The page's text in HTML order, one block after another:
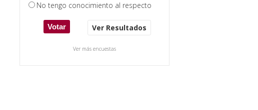
No tengo conocimiento al respecto
Ver Resultados
Ver más encuestas